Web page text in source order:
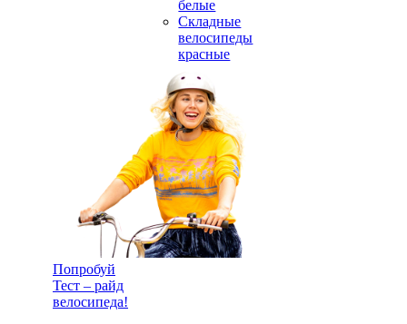
белые
Складные
велосипеды
красные
Попробуй
Тест – райд
велосипеда!